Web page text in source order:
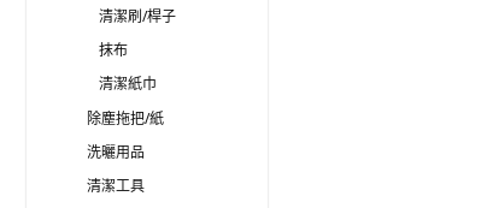
清潔刷/桿子
抹布
清潔紙巾
除塵拖把/紙
洗曬用品
清潔工具